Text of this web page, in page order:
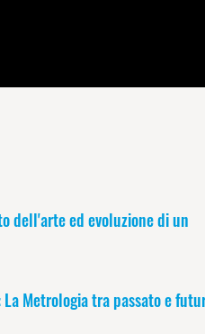
dell'arte ed evoluzione di un
Metrologia tra passato e